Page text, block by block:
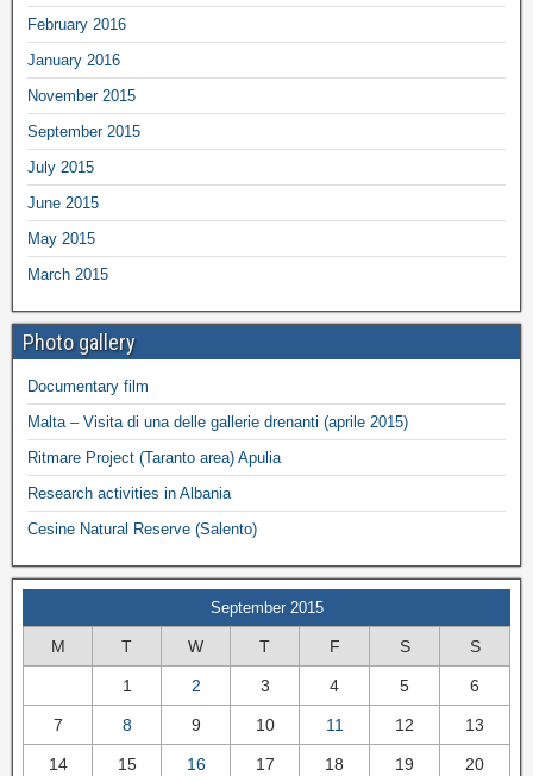
February 2016
January 2016
November 2015
September 2015
July 2015
June 2015
May 2015
March 2015
Photo gallery
Documentary film
Malta – Visita di una delle gallerie drenanti (aprile 2015)
Ritmare Project (Taranto area) Apulia
Research activities in Albania
Cesine Natural Reserve (Salento)
September 2015
M T W T F S S
1 2 3 4 5 6
7 8 9 10 11 12 13
14 15 16 17 18 19 20